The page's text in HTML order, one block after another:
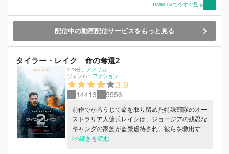
DMM TVで今すぐ見る
配信中の動画配信サービスをもっと見る
タイラー・レイク 命の奪還2
123分
アメリカ
ジャンル： アクション
3.9
14413 5556
前作でかろうじて命を取り留めた特殊部隊のオー
ストラリア人傭兵レイクは、ジョージアの残忍な
ギャングの家族が監禁虐待され、彼らを救出する
という危険な任務に再び挑む！ Netflix映画「タイ
>>続きを読む